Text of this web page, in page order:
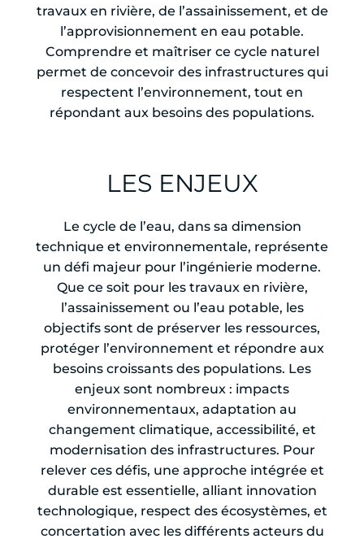
travaux en rivière, de l’assainissement, et de
l’approvisionnement en eau potable.
Comprendre et maîtriser ce cycle naturel
permet de concevoir des infrastructures qui
respectent l’environnement, tout en
répondant aux besoins des populations.
LES ENJEUX
Le cycle de l’eau, dans sa dimension
technique et environnementale, représente
un défi majeur pour l’ingénierie moderne.
Que ce soit pour les travaux en rivière,
l’assainissement ou l’eau potable, les
objectifs sont de préserver les ressources,
protéger l’environnement et répondre aux
besoins croissants des populations. Les
enjeux sont nombreux : impacts
environnementaux, adaptation au
changement climatique, accessibilité, et
modernisation des infrastructures. Pour
relever ces défis, une approche intégrée et
durable est essentielle, alliant innovation
technologique, respect des écosystèmes, et
concertation avec les différents acteurs du